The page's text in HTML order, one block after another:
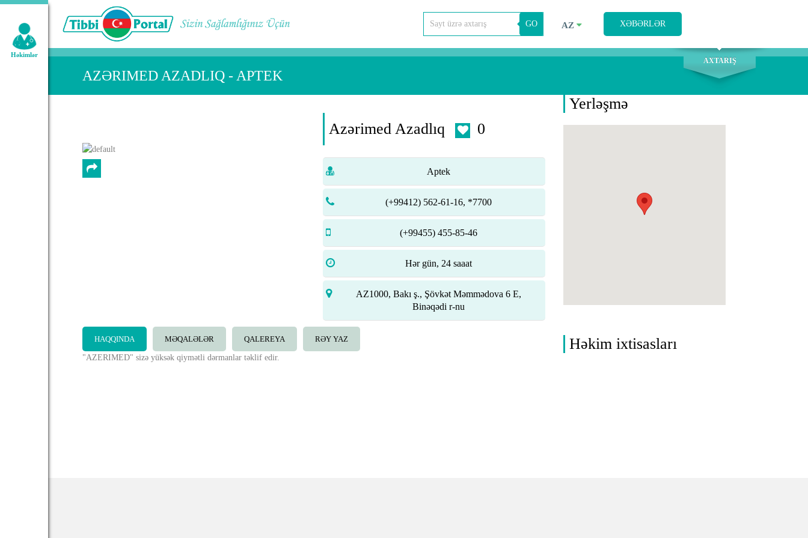
XƏBƏRLƏR
AZ
GO
Geniş axtarış:
AXTARIŞ
Həkimlər
AZƏRIMED AZADLIQ - APTEK
Azərimed Azadlıq 0
Aptek
(+99412) 562-61-16, *7700
(+99455) 455-85-46
Hər gün, 24 saaat
AZ1000, Bakı ş., Şövkət Məmmədova 6 E,
Binəqədi r-nu
HAQQINDA MƏQALƏLƏR QALEREYA RƏY YAZ
"AZERIMED" sizə yüksək qiymətli dərmanlar təklif edir.
Yerləşmə
Həkim ixtisasları